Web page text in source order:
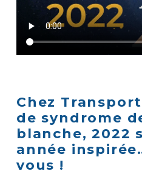
Chez
de syndrome
blanche, 2022
année
vous !